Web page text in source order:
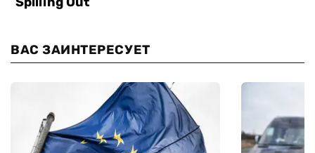
ВАС ЗАИНТЕРЕСУЕТ